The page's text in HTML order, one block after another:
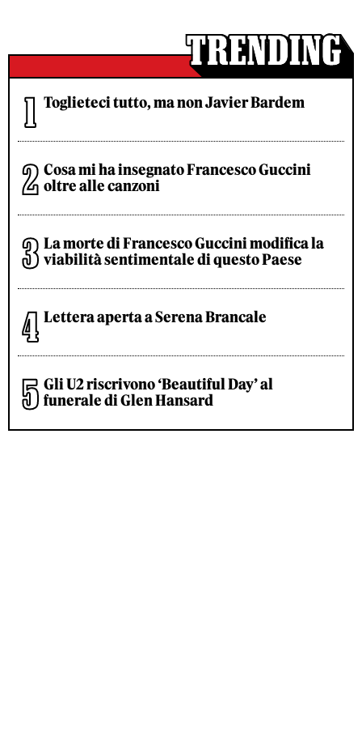
Toglieteci tutto, ma non Javier Bardem
Cosa mi ha insegnato Francesco Guccini
oltre alle canzoni
La morte di Francesco Guccini modifica la
viabilità sentimentale di questo Paese
Lettera aperta a Serena Brancale
Gli U2 riscrivono ‘Beautiful Day’ al
funerale di Glen Hansard